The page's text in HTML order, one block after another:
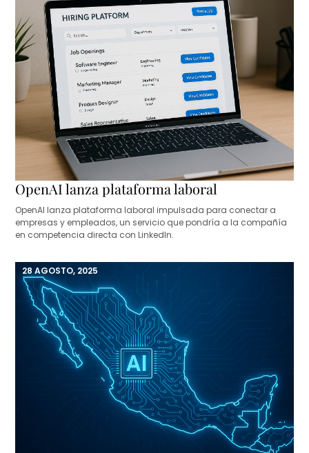
OpenAI lanza plataforma laboral
OpenAI lanza plataforma laboral impulsada para conectar a
empresas y empleados, un servicio que pondría a la compañía
en competencia directa con LinkedIn.
28 AGOSTO, 2025